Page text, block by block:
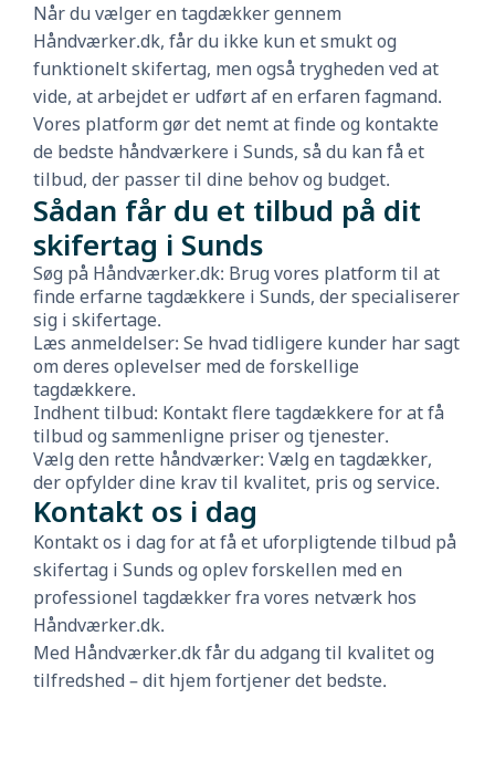
Når du vælger en tagdækker gennem
Håndværker.dk, får du ikke kun et smukt og
funktionelt skifertag, men også trygheden ved at
vide, at arbejdet er udført af en erfaren fagmand.
Vores platform gør det nemt at finde og kontakte
de bedste håndværkere i Sunds, så du kan få et
tilbud, der passer til dine behov og budget.
Sådan får du et tilbud på dit
skifertag i Sunds
Søg på Håndværker.dk: Brug vores platform til at
finde erfarne tagdækkere i Sunds, der specialiserer
sig i skifertage.
Læs anmeldelser: Se hvad tidligere kunder har sagt
om deres oplevelser med de forskellige
tagdækkere.
Indhent tilbud: Kontakt flere tagdækkere for at få
tilbud og sammenligne priser og tjenester.
Vælg den rette håndværker: Vælg en tagdækker,
der opfylder dine krav til kvalitet, pris og service.
Kontakt os i dag
Kontakt os i dag for at få et uforpligtende tilbud på
skifertag i Sunds og oplev forskellen med en
professionel tagdækker fra vores netværk hos
Håndværker.dk.
Med Håndværker.dk får du adgang til kvalitet og
tilfredshed – dit hjem fortjener det bedste.